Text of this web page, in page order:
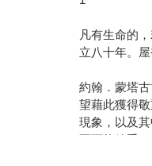
凡有生命的
立八十年。
約翰．蒙塔
望藉此獲得
現象，以及
不可能放手。
至於研究方